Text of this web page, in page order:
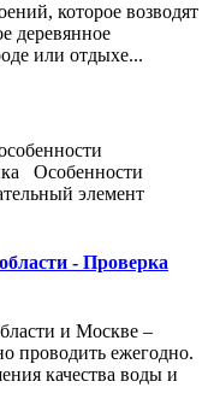
которое возводят
деревянное
или отдыхе...
Особенности
элемент
- Проверка
и Москве –
проводить ежегодно.
качества воды и